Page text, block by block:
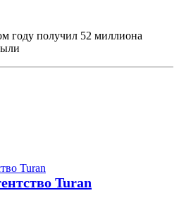
году получил 52 миллиона
Turan